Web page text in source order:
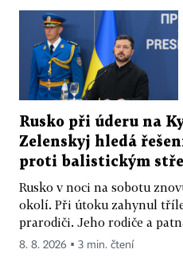
Rusko při úderu na
Zelenskyj hledá
proti balistickým
Rusko v noci na sobotu
okolí. Při útoku zahynul
prarodiči. Jeho rodiče a
8. 8. 2026 ▪ 3 min. čtení